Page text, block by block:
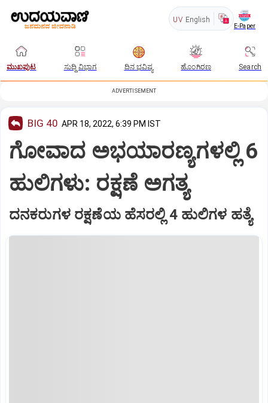
UV English
E-Paper
ಮುಖಪುಟ ಸುದ್ದಿ ವಿಭಾಗ ದಿನ ಭವಿಷ್ಯ ಹೊಂಗಿರಣ Search
ADVERTISEMENT
BIG 40 APR 18, 2022, 6:39 PM IST
ಗೋವಾದ ಅಭಯಾರಣ್ಯಗಳಲ್ಲಿ 6
ಹುಲಿಗಳು: ರಕ್ಷಣೆ ಅಗತ್ಯ
ದನಕರುಗಳ ರಕ್ಷಣೆಯ ಹೆಸರಲ್ಲಿ 4 ಹುಲಿಗಳ ಹತ್ಯೆ